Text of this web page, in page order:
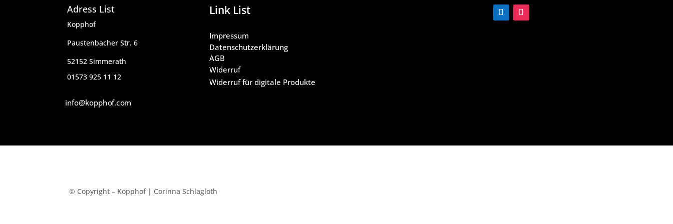
Adress List
Kopphof
Paustenbacher Str. 6
52152 Simmerath
01573 925 11 12
info@kopphof.com
Link List
Impressum
Datenschutzerklärung
AGB
Widerruf
Widerruf für digitale Produkte
© Copyright – Kopphof | Corinna Schlagloth